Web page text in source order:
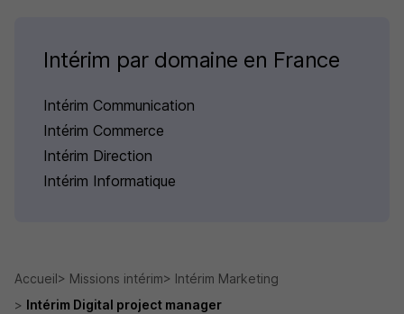
Intérim par domaine en France
Intérim Communication
Intérim Commerce
Intérim Direction
Intérim Informatique
Accueil Missions intérim
Intérim Marketing
Intérim Digital project manager